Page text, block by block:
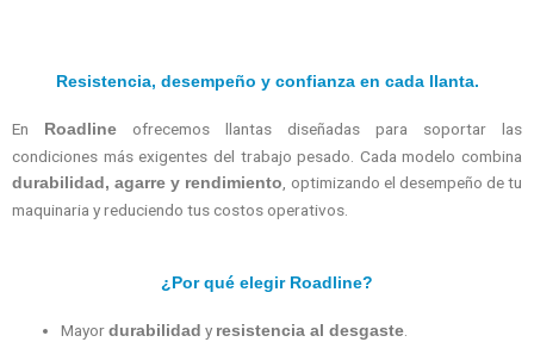
Resistencia, desempeño y confianza en cada llanta.
En Roadline ofrecemos llantas diseñadas para soportar las
condiciones más exigentes del trabajo pesado. Cada modelo combina
durabilidad, agarre y rendimiento, optimizando el desempeño de tu
maquinaria y reduciendo tus costos operativos.
¿Por qué elegir Roadline?
Mayordurabilidad y resistencia al desgaste.